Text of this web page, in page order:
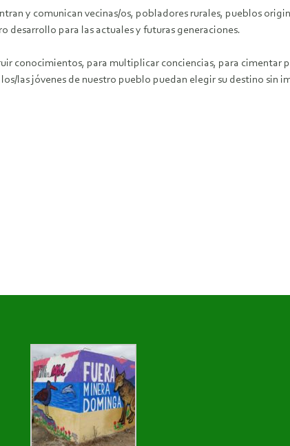
y comunican vecinas/os, pobladores rurales, pueblos
para las actuales y futuras generaciones.
conocimientos, para multiplicar conciencias, para cimentar
las jóvenes de nuestro pueblo puedan elegir su destino sin